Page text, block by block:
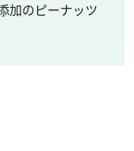
加のピーナッツ